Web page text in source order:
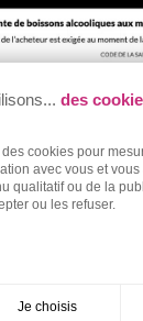
des
cookies pour
avec vous et
qualitatif ou de la
ou les refuser.
Je choisis
Dream me up